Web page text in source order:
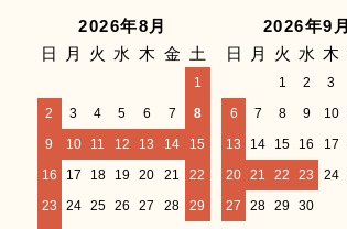
2026年8月
日
月 火 水 木 金 土
1
2
3 4 5 6 7
8
9
10 11 12 13 14
15
16
17 18 19 20 21
22
23
24 25 26 27 28
29
2026年9月
日
月 火 水 木
1 2 3
6
7 8 9 10
13
14 15 16 17
20 21 22 23 24
27
28 29 30